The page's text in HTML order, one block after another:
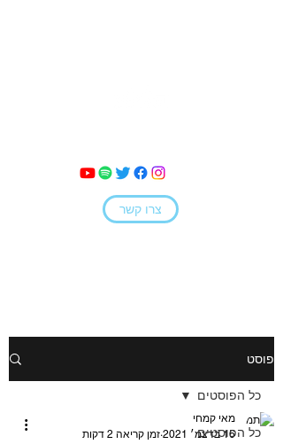
צרו קשר
פוסט
כל הפוסטים
כל הפוסטים
מאי קמחי
16 בדצמ׳ 2021
זמן קריאה 2 דקות